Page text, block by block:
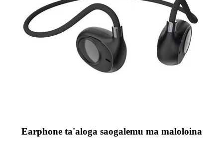
Earphone ta'aloga saogalemu ma maloloina